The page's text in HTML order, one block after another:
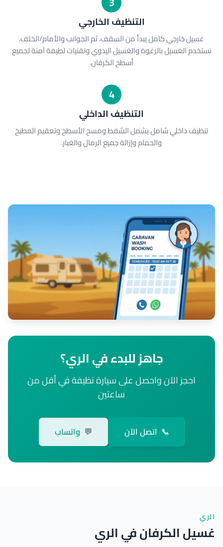
التنظيف الخارجي
غسيل خارجي كامل يبدأ من السقف، ثم الجوانب والأمام/الخلف.
نستخدم الغسيل بالرغوة والغسيل اليدوي وتقنيات لطيفة آمنة لجميع
أسطح الكرفان.
4
التنظيف الداخلي
تنظيف داخلي شامل يشمل الشفط ومسح الأسطح وتعقيم المطبخ
والحمام وإزالة جميع الرمال والغبار.
جاهز للبدء في الري؟
احجز الآن واحصل على سيارة نظيفة في أقل من
ساعتين
📞 اتصل الآن 💬 واتساب
الري
غسيل الكرفان في الري